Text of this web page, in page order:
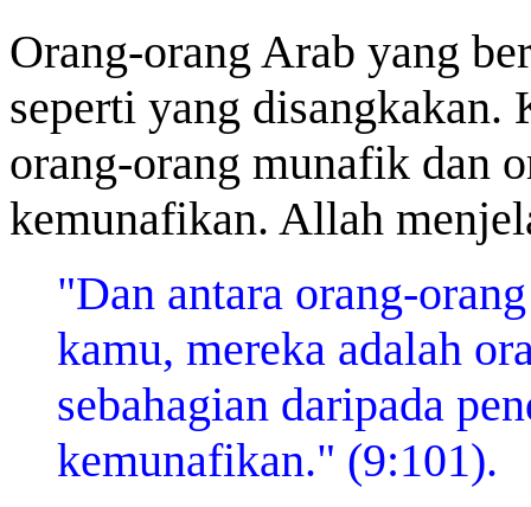
Orang-orang Arab yang
seperti yang disangkakan.
orang-orang munafik dan
kemunafikan. Allah
"Dan antara orang-
kamu, mereka adalah
sebahagian daripada
kemunafikan." (9:101).